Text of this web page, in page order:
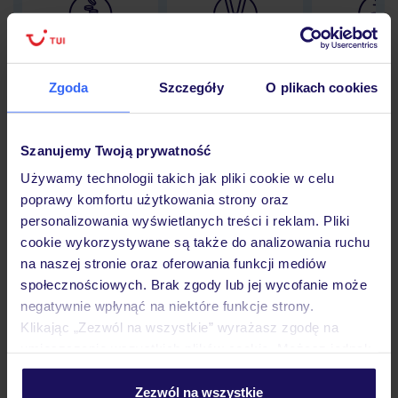
Zgoda Szczegóły O plikach cookies
Szanujemy Twoją prywatność
Używamy technologii takich jak pliki cookie w celu
poprawy komfortu użytkowania strony oraz
personalizowania wyświetlanych treści i reklam. Pliki
cookie wykorzystywane są także do analizowania ruchu
na naszej stronie oraz oferowania funkcji mediów
społecznościowych. Brak zgody lub jej wycofanie może
negatywnie wpłynąć na niektóre funkcje strony.
Klikając „Zezwól na wszystkie” wyrażasz zgodę na
personalizować swój wybór wchodząc w zakładkę
Zezwól na wszystkie
Lider niskich cen 30 lat w
Hotel
Pokoje
Wyżywienie
Atrakcje